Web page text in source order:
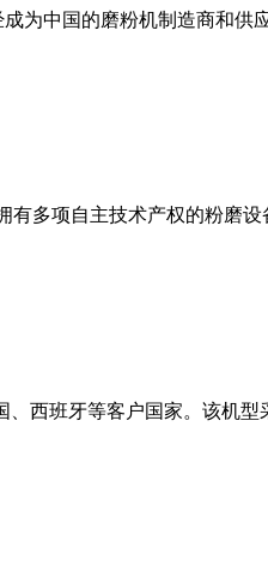
为中国的磨粉机制造商和
多项自主技术产权的粉磨
西班牙等客户国家。该机